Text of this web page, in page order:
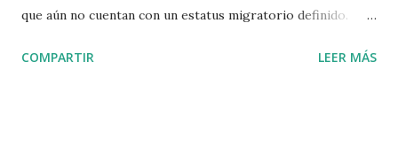
que aún no cuentan con un estatus migratorio definido.
soñar, oportunidades se encuentran alli, solo tienes que
COMPARTIR LEER MÁS